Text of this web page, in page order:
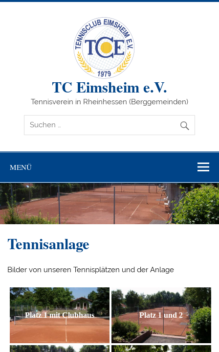
Zum
TC Eimsheim e.V.
Tennisverein in Rheinhessen (Berggemeinden)
MENÜ
Tennisanlage
Bilder von unseren Tennisplätzen und der Anlage
Platz 1 mit Clubhaus Platz 1 und 2